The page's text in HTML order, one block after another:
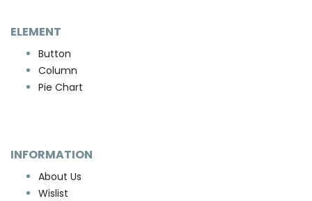
ELEMENT
Button
Column
Pie Chart
INFORMATION
About Us
Wislist